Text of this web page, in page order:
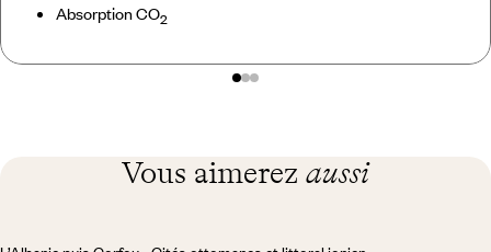
Absorption CO2
Vous aimerez aussi